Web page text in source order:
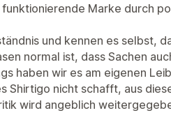
Marke durch
und kennen es selbst,
normal ist, dass Sachen
haben wir es am eigenen
Shirtigo nicht schafft, aus
wird angeblich